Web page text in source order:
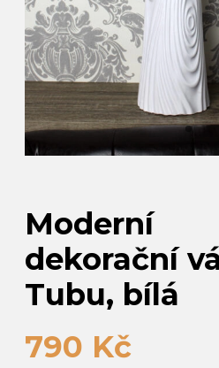
Moderní
dekorační
Tubu, bílá
790 Kč